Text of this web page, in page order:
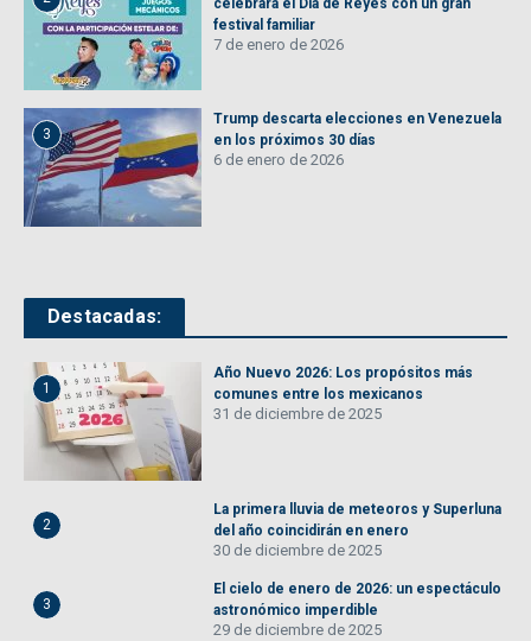
celebrará el Día de Reyes con un gran
festival familiar
7 de enero de 2026
3
Trump descarta elecciones en Venezuela
en los próximos 30 días
6 de enero de 2026
Destacadas:
1
Año Nuevo 2026: Los propósitos más
comunes entre los mexicanos
31 de diciembre de 2025
2
La primera lluvia de meteoros y Superluna
del año coincidirán en enero
30 de diciembre de 2025
3
El cielo de enero de 2026: un espectáculo
astronómico imperdible
29 de diciembre de 2025